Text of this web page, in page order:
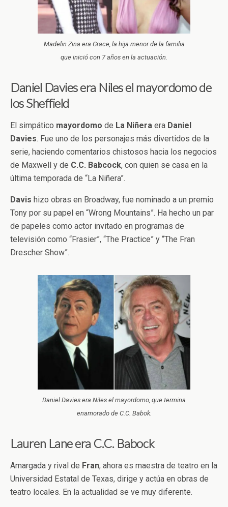
Madelin Zina era Grace, la hija menor de la familia
que inició con 7 años en la actuación.
Daniel Davies era Niles el mayordomo de
los Sheffield
El simpático mayordomo de La Niñera era Daniel
Davies. Fue uno de los personajes más divertidos de la
serie, haciendo comentarios chistosos hacia los negocios
de Maxwell y de C.C. Babcock, con quien se casa en la
última temporada de “La Niñera”.
Davis hizo obras en Broadway, fue nominado a un premio
Tony por su papel en “Wrong Mountains”. Ha hecho un par
de papeles como actor invitado en programas de
televisión como “Frasier”, “The Practice” y “The Fran
Drescher Show”.
Daniel Davies era Niles el mayordomo, que termina
enamorado de C.C. Babok.
Lauren Lane era C.C. Babock
Amargada y rival de Fran, ahora es maestra de teatro en la
Universidad Estatal de Texas, dirige y actúa en obras de
teatro locales. En la actualidad se ve muy diferente.